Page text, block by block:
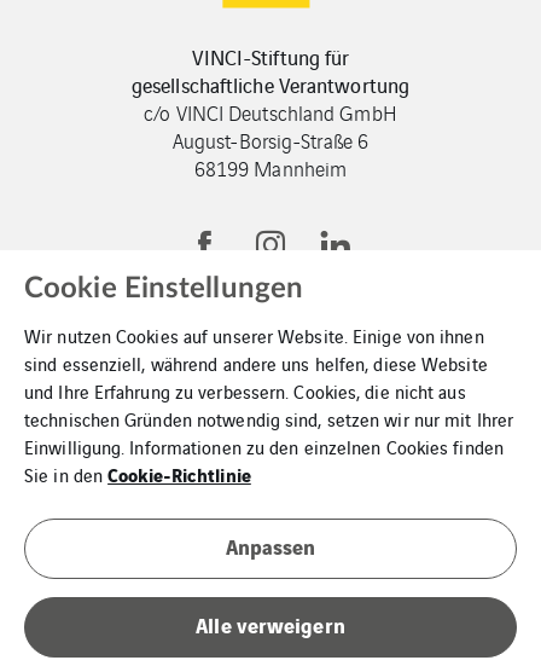
VINCI-Stiftung für
gesellschaftliche Verantwortung
c/o VINCI Deutschland GmbH
August-Borsig-Straße 6
68199 Mannheim
VINCI-Gruppe
Kontakt
Datenschutz
Impressum
Cookies
Cookie Einstellungen
Wir nutzen Cookies auf unserer Website. Einige von ihnen
sind essenziell, während andere uns helfen, diese Website
und Ihre Erfahrung zu verbessern. Cookies, die nicht aus
technischen Gründen notwendig sind, setzen wir nur mit Ihrer
Einwilligung. Informationen zu den einzelnen Cookies finden
Sie in denCookie-Richtlinie
Anpassen
Alle verweigern